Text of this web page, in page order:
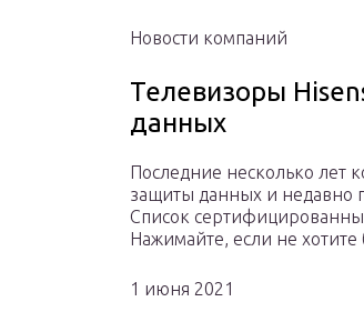
Новости компаний
Телевизоры
данных
Последние несколько лет
защиты данных и недавно
Список
Нажимайте, если не
1 июня 2021